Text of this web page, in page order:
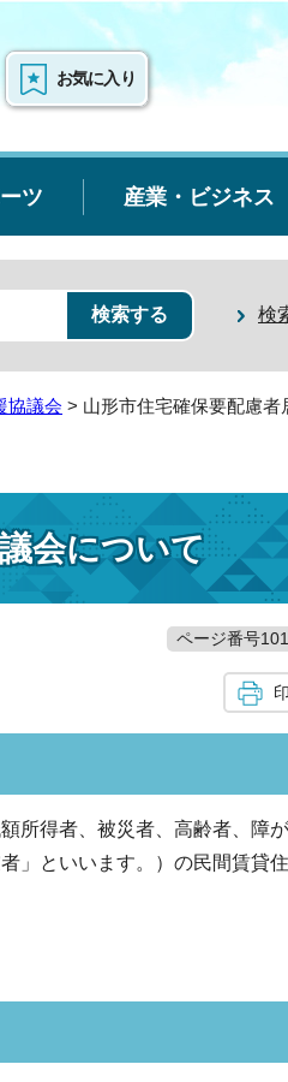
お気に入り
ツ 産業・ビジネス
検
協議会 > 山形市住宅確保要配慮者
会について
ページ番号
得者、被災者、高齢者、障
」といいます。）の民間賃貸